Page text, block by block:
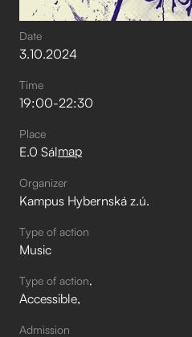
Date
3.10.2024
Time
19:00-22:30
Place
E.0 Sálmap
Organizer
Kampus Hybernská z.ú.
Type of action
Music
Type of action
Accessible
Admission